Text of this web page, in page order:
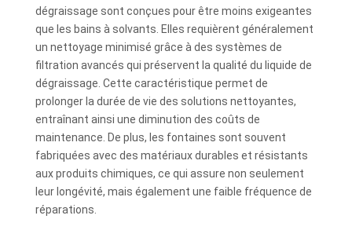
dégraissage sont conçues pour être moins exigeantes
que les bains à solvants. Elles requièrent généralement
un nettoyage minimisé grâce à des systèmes de
filtration avancés qui préservent la qualité du liquide de
dégraissage. Cette caractéristique permet de
prolonger la durée de vie des solutions nettoyantes,
entraînant ainsi une diminution des coûts de
maintenance. De plus, les fontaines sont souvent
fabriquées avec des matériaux durables et résistants
aux produits chimiques, ce qui assure non seulement
leur longévité, mais également une faible fréquence de
réparations.